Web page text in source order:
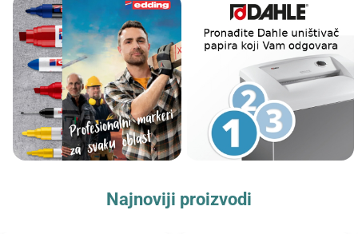
Najnoviji proizvodi